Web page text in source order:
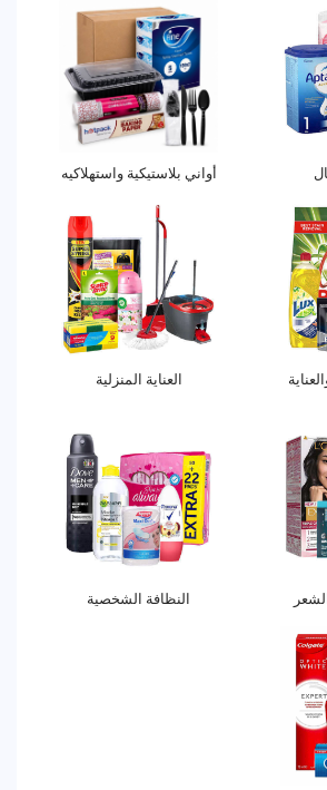
أواني بلاستيكية واستهلاكيه
العناية المنزلية
النظافة الشخصية